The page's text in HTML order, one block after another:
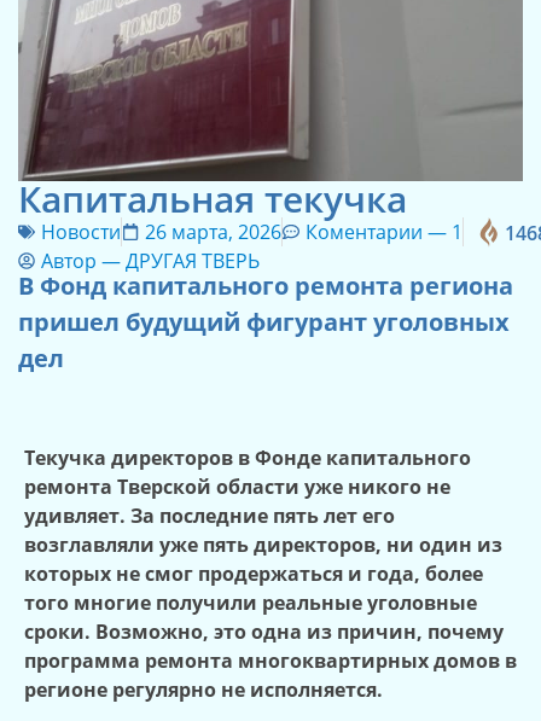
Капитальная текучка
Новости 26 марта, 2026 Коментарии — 1
Автор —ДРУГАЯ ТВЕРЬ
В Фонд капитального ремонта региона
пришел будущий фигурант уголовных
дел
Текучка директоров в Фонде капитального
ремонта Тверской области уже никого не
удивляет. За последние пять лет его
возглавляли уже пять директоров, ни один из
которых не смог продержаться и года, более
того многие получили реальные уголовные
сроки. Возможно, это одна из причин, почему
программа ремонта многоквартирных домов в
регионе регулярно не исполняется.